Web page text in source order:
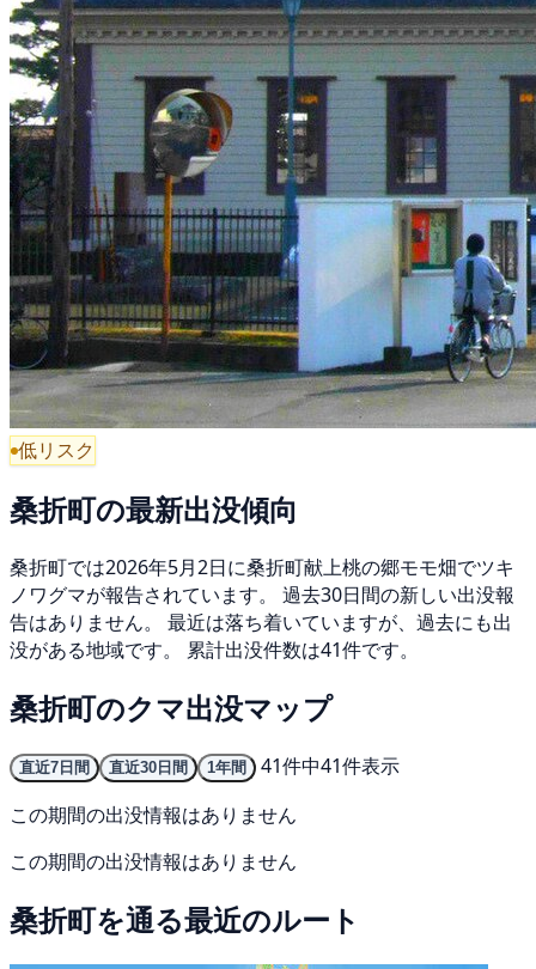
低リスク
桑折町の最新出没傾向
桑折町では2026年5月2日に桑折町献上桃の郷モモ畑でツキ
ノワグマが報告されています。 過去30日間の新しい出没報
告はありません。 最近は落ち着いていますが、過去にも出
没がある地域です。 累計出没件数は41件です。
桑折町のクマ出没マップ
直近7日間 直近30日間 1年間
41件中41件表示
この期間の出没情報はありません
この期間の出没情報はありません
桑折町を通る最近のルート